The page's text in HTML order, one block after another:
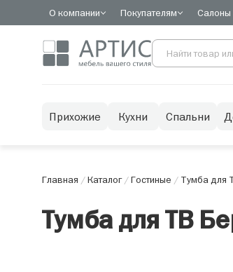
О компании Покупателям Салоны
Прихожие Кухни Спальни
Главная /Каталог/Гостиные / Тумба для
Тумба для ТВ